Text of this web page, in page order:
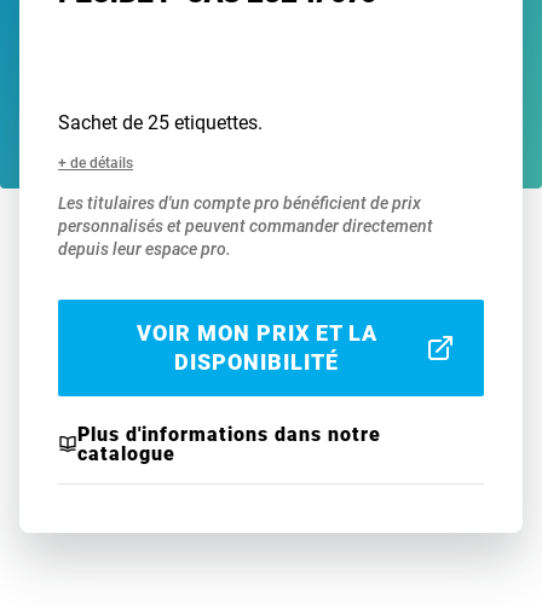
Sachet de 25 etiquettes.
+ de détails
Les titulaires d'un compte pro bénéficient de prix
personnalisés et peuvent commander directement
depuis leur espace pro.
VOIR MON PRIX ET LA
DISPONIBILITÉ
Plus d'informations dans notre
catalogue